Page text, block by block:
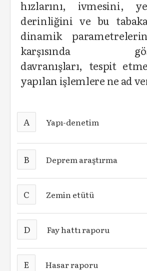
hızlarını, ivmesini,
derinliğini ve bu
dinamik
karşısında
davranışları, tespit
yapılan işlemlere ne ad
A Yapı-denetim
B Deprem araştırma
C Zemin etütü
D Fay hattı raporu
E Hasar raporu